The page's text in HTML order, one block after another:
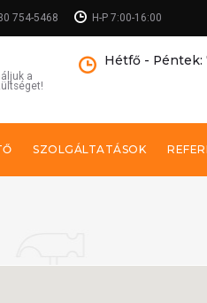
754-5468 H-P 7:00-16:00
a
Hétfő - Péntek:
SZOLGÁLTATÁSOK